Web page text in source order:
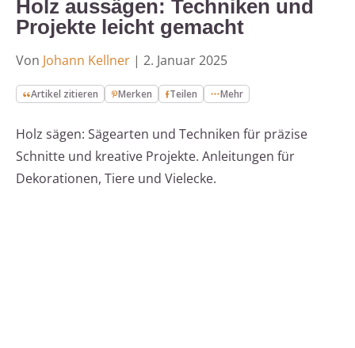
Holz aussägen: Techniken und
Projekte leicht gemacht
Von Johann Kellner | 2. Januar 2025
Artikel zitieren Merken Teilen Mehr
Holz sägen: Sägearten und Techniken für präzise
Schnitte und kreative Projekte. Anleitungen für
Dekorationen, Tiere und Vielecke.